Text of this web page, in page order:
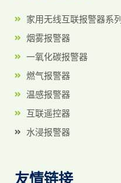
家用无线互联报警器系列
烟雾报警器
一氧化碳报警器
燃气报警器
温感报警器
互联遥控器
水浸报警器
友情链接